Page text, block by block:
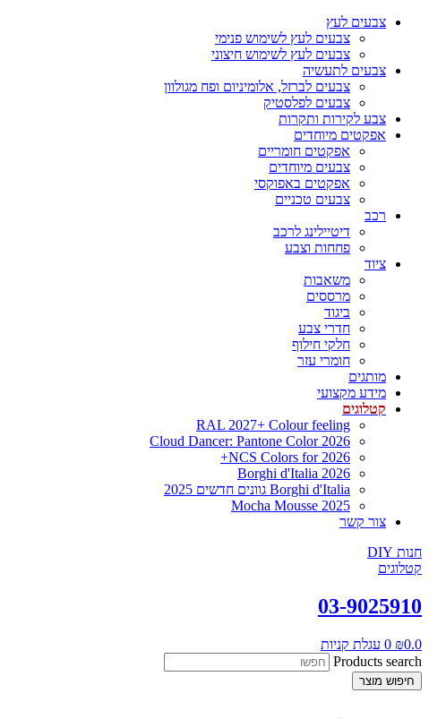
צבעים לעץ
צבעים לעץ לשימוש פנימי
צבעים לעץ לשימוש חיצוני
צבעים לתעשיה
צבעים לברזל, אלומיניום ופח מגולוון
צבעים לפלסטיק
צבע לקירות ותקרות
אפקטים מיוחדים
אפקטים חומריים
צבעים מיוחדים
אפקטים באפוקסי
צבעים טכניים
רכב
דיטיילינג לרכב
פחחות וצבע
ציוד
משאבות
מרססים
ביגוד
חדרי צבע
חלקי חילוף
חומרי עזר
מותגים
מידע מקצועי
קטלוגים
RAL 2027+ Colour feeling
Cloud Dancer: Pantone Color 2026
NCS Colors for 2026+
Borghi d'Italia 2026
Borghi d'Italia גוונים חדשים 2025
Mocha Mousse 2025
צור קשר
חנות DIY
קטלוגים
03-9025910
₪0.0
0 עגלת קניות
Products search
חיפוש מוצר